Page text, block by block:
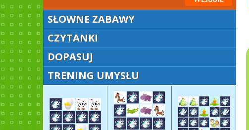
SŁOWNE ZABAWY
CZYTANKI
DOPASUJ
TRENING UMYSŁU